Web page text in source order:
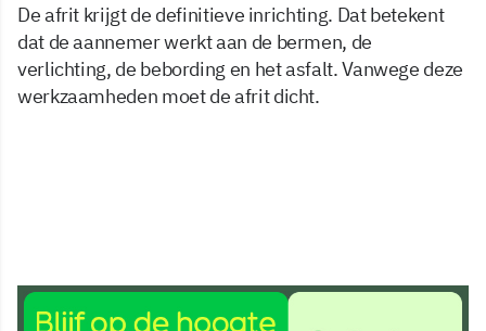
De afrit krijgt de definitieve inrichting. Dat betekent
dat de aannemer werkt aan de bermen, de
verlichting, de bebording en het asfalt. Vanwege deze
werkzaamheden moet de afrit dicht.